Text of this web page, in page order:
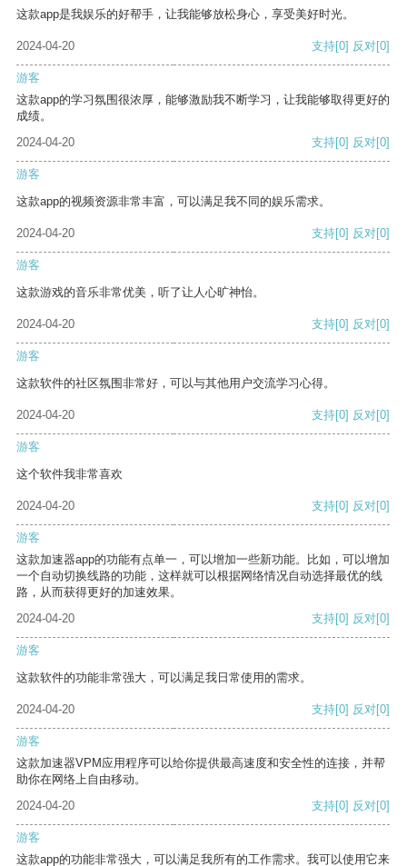
这款app是我娱乐的好帮手，让我能够放松身心，享受美好时光。
2024-04-20 支持[0] 反对[0]
游客
这款app的学习氛围很浓厚，能够激励我不断学习，让我能够取得更好的
成绩。
2024-04-20
支持[0] 反对[0]
游客
这款app的视频资源非常丰富，可以满足我不同的娱乐需求。
2024-04-20 支持[0] 反对[0]
游客
这款游戏的音乐非常优美，听了让人心旷神怡。
2024-04-20 支持[0] 反对[0]
游客
这款软件的社区氛围非常好，可以与其他用户交流学习心得。
2024-04-20 支持[0] 反对[0]
游客
这个软件我非常喜欢
2024-04-20 支持[0] 反对[0]
游客
这款加速器app的功能有点单一，可以增加一些新功能。比如，可以增加
一个自动切换线路的功能，这样就可以根据网络情况自动选择最优的线
路，从而获得更好的加速效果。
2024-04-20
支持[0] 反对[0]
游客
这款软件的功能非常强大，可以满足我日常使用的需求。
2024-04-20 支持[0] 反对[0]
游客
这款加速器VPM应用程序可以给你提供最高速度和安全性的连接，并帮
助你在网络上自由移动。
2024-04-20
支持[0] 反对[0]
游客
这款app的功能非常强大，可以满足我所有的工作需求。我可以使用它来